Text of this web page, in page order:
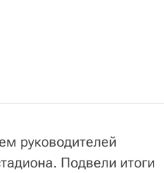
руководителей
Подвели итоги